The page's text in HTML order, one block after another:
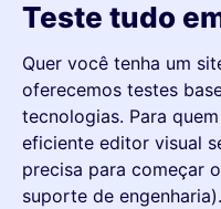
Teste tudo
Quer você tenha um
oferecemos testes
tecnologias. Para
eficiente editor visual
precisa para começar
suporte de engenharia).